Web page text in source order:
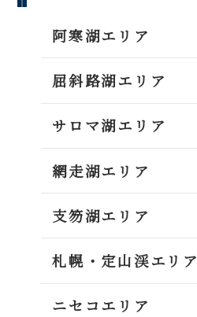
阿寒湖エリア
屈斜路湖エリア
サロマ湖エリア
網走湖エリア
支笏湖エリア
札幌・定山渓エリア
ニセコエリア